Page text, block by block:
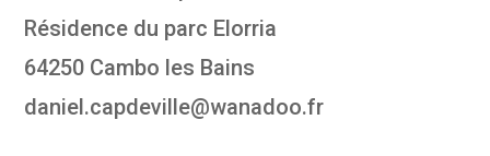
Résidence du parc Elorria
64250 Cambo les Bains
daniel.capdeville@wanadoo.fr